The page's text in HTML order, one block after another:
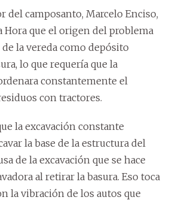
del camposanto, Marcelo Enciso,
Hora que el origen del problema
la vereda como depósito
lo que requería que la
constantemente el
con tractores.
la excavación constante
la base de la estructura del
de la excavación que se hace
al retirar la basura. Eso toca
la vibración de los autos que